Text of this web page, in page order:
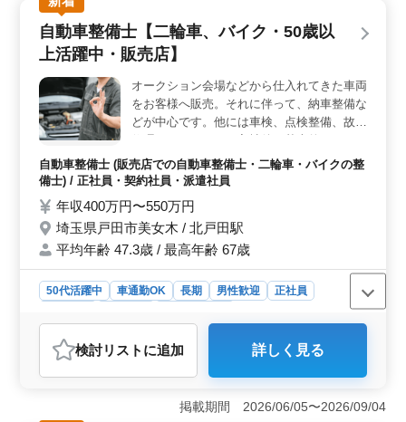
の方にも歓迎される環境です。長年の経験を活かし、安
定した環境で新たなステージに挑戦できます。 ＜充
実した福利厚生＞ 雇用保険や労災、健康保険などの充
が整っています。安心して働ける職場で、ご経験を活か
し新しいステージを築いてみませんか。お問い合わせお
待ちしております。
自動車整備士【二輪車、バイク・50歳以
上活躍中・販売店】
オークション会場などから仕入れてきた車両
をお客様へ販売。それに伴って、納車整備な
どが中心です。他には車検、点検整備、故障
の整備などをサポートする係りから、1人で
やってもらいます。 メーカーを問いません
す。 ホンダ・ヤマハ・スズキ・カワサキ・
ドゥカティ・アプリリア・トライアンフ・ピ
アジオ・KTM等を取り扱っています。 即日
勤務可能です！
自動車整備士 (販売店での自動車整備士・二輪車・バイクの整
備士) / 正社員・契約社員・派遣社員
年収400万円〜550万円
埼玉県戸田市美女木 / 北戸田駅
平均年齢 47.3歳 / 最高年齢 67歳
50代活躍中 車通勤OK 長期 男性歓迎
正社員
おすすめポイント
＜経験とスキルの発揮場＞ この求人は、10年以上の自
動車整備経験を活かせる環境です。広範なバイクメーカ
を磨けます。個々の経験を存分に生かし、多様なバイク
検討リスト に追加 詳しく見る
掲載期間 2026/06/05〜2026/09/04